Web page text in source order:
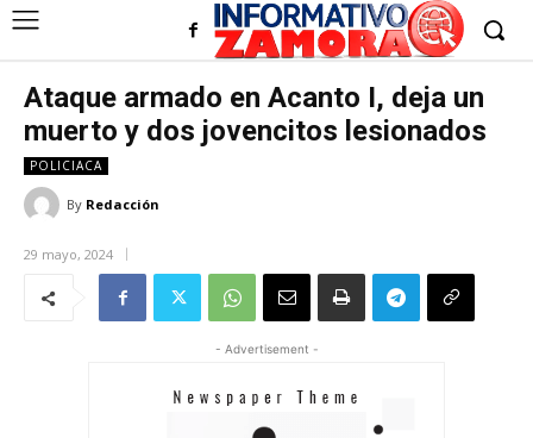
Ataque armado en Acanto I, deja un
muerto y dos jovencitos lesionados
POLICIACA
By Redacción
29 mayo, 2024
- Advertisement -